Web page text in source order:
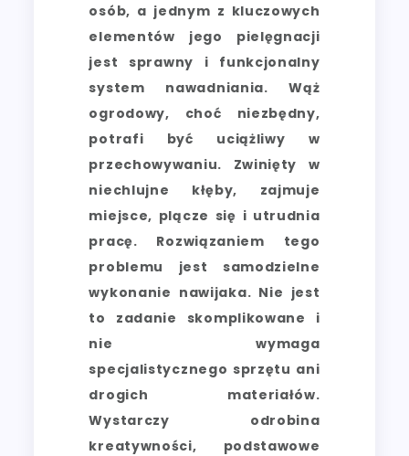
osób, a jednym z kluczowych
elementów jego pielęgnacji
jest sprawny i funkcjonalny
system nawadniania. Wąż
ogrodowy, choć niezbędny,
potrafi być uciążliwy w
przechowywaniu. Zwinięty w
niechlujne kłęby, zajmuje
miejsce, plącze się i utrudnia
pracę. Rozwiązaniem tego
problemu jest samodzielne
wykonanie nawijaka. Nie jest
to zadanie skomplikowane i
nie wymaga
specjalistycznego sprzętu ani
drogich materiałów.
Wystarczy odrobina
kreatywności, podstawowe